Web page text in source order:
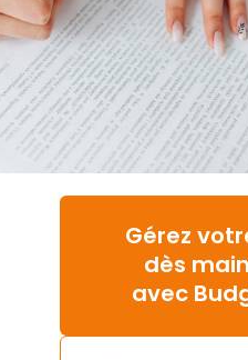
Gérez
dès
avec